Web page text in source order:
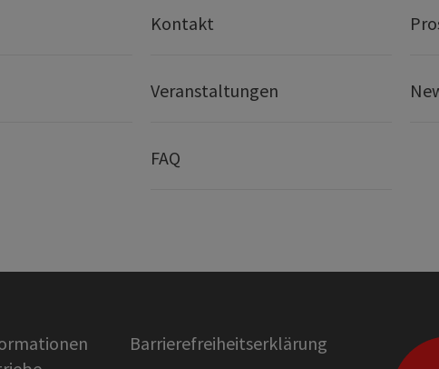
Kontakt
Veranstaltungen
FAQ
Barrierefreiheitserklärung